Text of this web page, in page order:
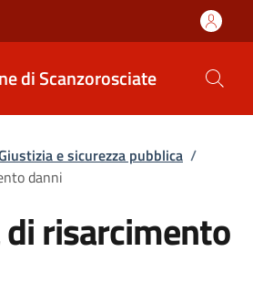
di Scanzorosciate
e sicurezza pubblica /
danni
risarcimento